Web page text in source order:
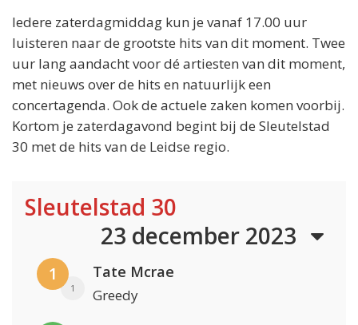
Iedere zaterdagmiddag kun je vanaf 17.00 uur
luisteren naar de grootste hits van dit moment. Twee
uur lang aandacht voor dé artiesten van dit moment,
met nieuws over de hits en natuurlijk een
concertagenda. Ook de actuele zaken komen voorbij.
Kortom je zaterdagavond begint bij de Sleutelstad
30 met de hits van de Leidse regio.
Sleutelstad 30
23 december 2023
1
1
Tate Mcrae
Greedy